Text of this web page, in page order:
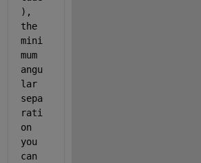
),
the
mini
mum
angu
lar
sepa
rati
on
you
can